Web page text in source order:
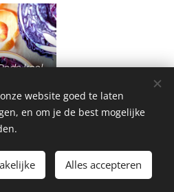
kool
appeltjes
by Bianca ©2026
Cookies
website goed te laten
en om je de best mogelijke
Alles accepteren